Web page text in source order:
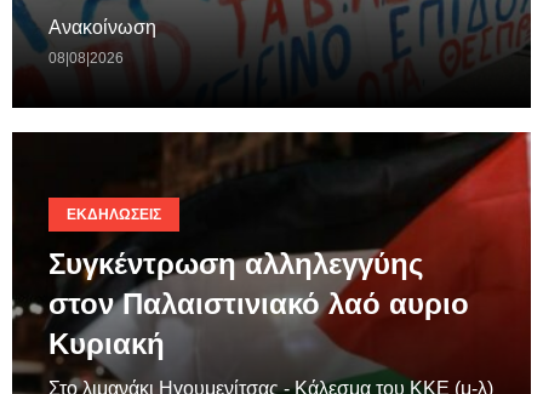
Ανακοίνωση
08|08|2026
ΕΚΔΗΛΏΣΕΙΣ
Συγκέντρωση αλληλεγγύης
στον Παλαιστινιακό λαό αυριο
Κυριακή
Στο λιμανάκι Ηγουμενίτσας - Κάλεσμα του ΚΚΕ (μ-λ)